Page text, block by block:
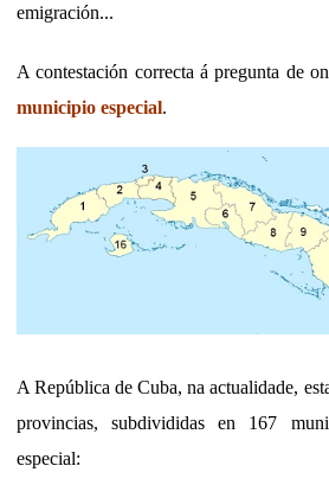
emigración...
A contestación correcta á pregunta de
municipio especial.
A República de Cuba, na actualidade,
provincias, subdivididas en 167
especial: